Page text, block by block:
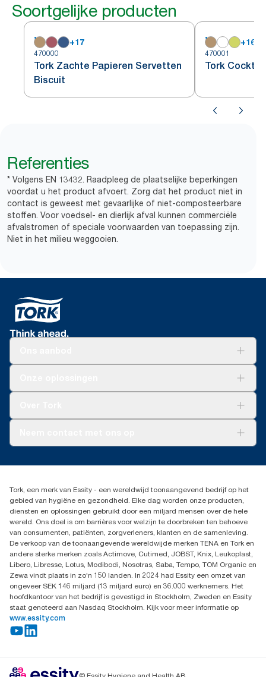
Soortgelijke producten
+17
470000
Tork Zachte Papieren Servetten
Biscuit
+16
470001
Tork
Referenties
* Volgens EN 13432. Raadpleeg de plaatselijke beperkingen
voordat u het product afvoert. Zorg dat het product niet in
contact is geweest met gevaarlijke of niet-composteerbare
stoffen. Voor voedsel- en dierlijk afval kunnen commerciële
afvalstromen of speciale voorwaarden van toepassing zijn.
Niet in het milieu weggooien.
Productklacht
Dispenserklacht
030 - 698 46 66
Essity Netherlands B.V.
Arnhemse Bovenweg 120
3708 AH ZEIST
Nederland
Tork, een merk van Essity - een wereldwijd toonaangevend bedrijf op het
gebied van hygiëne en gezondheid. Elke dag worden onze producten,
diensten en oplossingen gebruikt door een miljard mensen over de hele
wereld. Ons doel is om barrières voor welzijn te doorbreken ten behoeve
van consumenten, patiënten, zorgverleners, klanten en de samenleving.
De verkoop van de toonaangevende wereldwijde merken TENA en Tork en
andere sterke merken zoals Actimove, Cutimed, JOBST, Knix, Leukoplast,
Libero, Libresse, Lotus, Modibodi, Nosotras, Saba, Tempo, TOM Organic en
Zewa vindt plaats in zo'n 150 landen. In 2024 had Essity een omzet van
ongeveer SEK 146 miljard (13 miljard euro) en 36.000 werknemers. Het
hoofdkantoor van het bedrijf is gevestigd in Stockholm, Zweden en Essity
staat genoteerd aan Nasdaq Stockholm. Kijk voor meer informatie op
www.essity.com